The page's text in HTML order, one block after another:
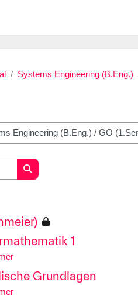
Systems Engineering (B.Eng.)
Search courses
1
Grundlagen